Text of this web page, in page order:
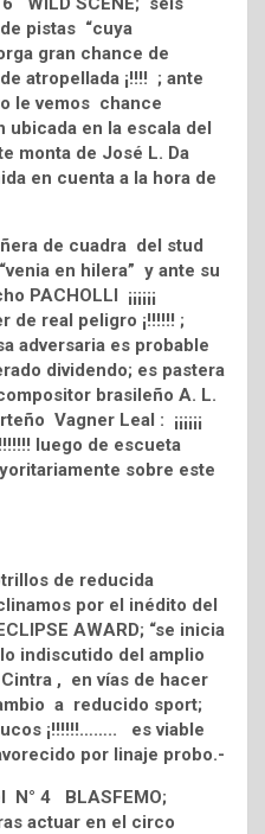
pistas “cuya
gran chance de
atropellada ¡!!!! ; ante
le vemos chance
ubicada en la escala del
monta de José L. Da
en cuenta a la hora de
de cuadra del stud
en hilera” y ante su
¡¡¡¡¡¡
de real peligro ¡!!!!!! ;
adversaria es probable
dividendo; es pastera
brasileño A. L.
Vagner Leal : ¡¡¡¡¡¡
luego de escueta
sobre este
de reducida
por el inédito del
AWARD; “se inicia
indiscutido del amplio
, en vías de hacer
a reducido sport;
¡!!!!!!…….. es viable
por linaje probo.-
N° 4 BLASFEMO;
actuar en el circo